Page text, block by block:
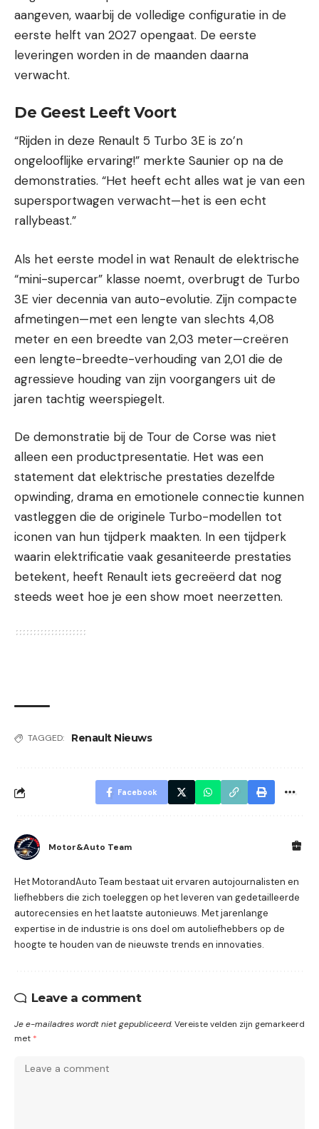
aangeven, waarbij de volledige configuratie in de
eerste helft van 2027 opengaat. De eerste
leveringen worden in de maanden daarna
verwacht.
De Geest Leeft Voort
“Rijden in deze Renault 5 Turbo 3E is zo’n
ongelooflijke ervaring!” merkte Saunier op na de
demonstraties. “Het heeft echt alles wat je van een
supersportwagen verwacht—het is een echt
rallybeast.”
Als het eerste model in wat Renault de elektrische
“mini-supercar” klasse noemt, overbrugt de Turbo
3E vier decennia van auto-evolutie. Zijn compacte
afmetingen—met een lengte van slechts 4,08
meter en een breedte van 2,03 meter—creëren
een lengte-breedte-verhouding van 2,01 die de
agressieve houding van zijn voorgangers uit de
jaren tachtig weerspiegelt.
De demonstratie bij de Tour de Corse was niet
alleen een productpresentatie. Het was een
statement dat elektrische prestaties dezelfde
opwinding, drama en emotionele connectie kunnen
vastleggen die de originele Turbo-modellen tot
iconen van hun tijdperk maakten. In een tijdperk
waarin elektrificatie vaak gesaniteerde prestaties
betekent, heeft Renault iets gecreëerd dat nog
steeds weet hoe je een show moet neerzetten.
TAGGED: Renault Nieuws
Facebook
Motor&Auto Team
Het MotorandAuto Team bestaat uit ervaren autojournalisten en
liefhebbers die zich toeleggen op het leveren van gedetailleerde
autorecensies en het laatste autonieuws. Met jarenlange
expertise in de industrie is ons doel om autoliefhebbers op de
hoogte te houden van de nieuwste trends en innovaties.
Leave a comment
Je e-mailadres wordt niet gepubliceerd.Vereiste velden zijn gemarkeerd
met *